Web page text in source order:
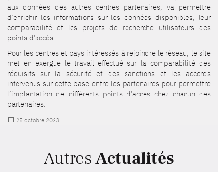
aux données des autres centres partenaires, va permettre
d’enrichir les informations sur les données disponibles, leur
comparabilité et les projets de recherche utilisateurs des
points d’accès.
Pour les centres et pays intéressés à rejoindre le réseau, le site
met en exergue le travail effectué sur la comparabilité des
réquisits sur la sécurité et des sanctions et les accords
intervenus sur cette base entre les partenaires pour permettre
l’implantation de différents points d’accès chez chacun des
partenaires.
Publié
25 octobre 2023
Autres Actualités